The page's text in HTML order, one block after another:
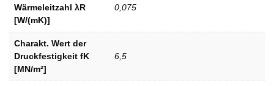
Wärmeleitzahl λR
[W/(mK)]
0,075
Charakt. Wert der
Druckfestigkeit fK
[MN/m²]
6,5